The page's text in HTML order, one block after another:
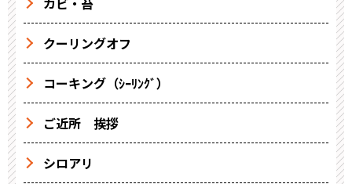
クーリングオフ
コーキング（ｼｰﾘﾝｸﾞ）
ご近所 挨拶
シロアリ